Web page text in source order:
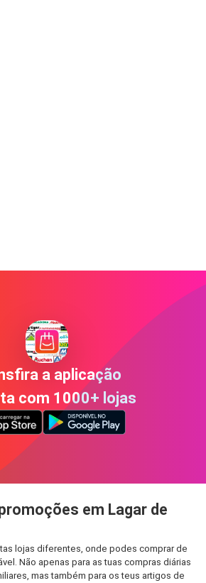
a aplicação
com 1000+ lojas
em Lagar de
lojas diferentes, onde podes comprar de
Não apenas para as tuas compras diárias
mas também para os teus artigos de